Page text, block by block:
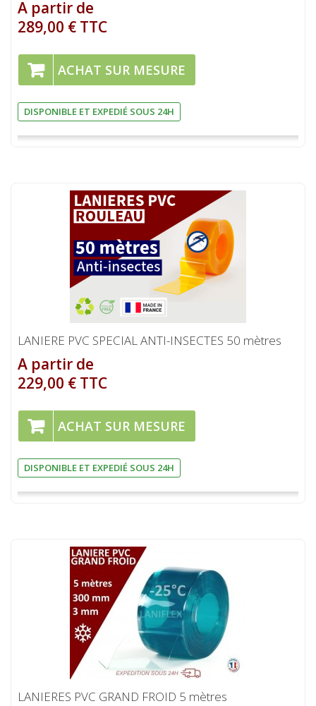
A partir de
289,00 € TTC
ACHAT SUR MESURE
DISPONIBLE ET EXPEDIÉ SOUS 24H
LANIERE PVC SPECIAL ANTI-INSECTES 50 mètres
A partir de
229,00 € TTC
ACHAT SUR MESURE
DISPONIBLE ET EXPEDIÉ SOUS 24H
LANIERES PVC GRAND FROID 5 mètres